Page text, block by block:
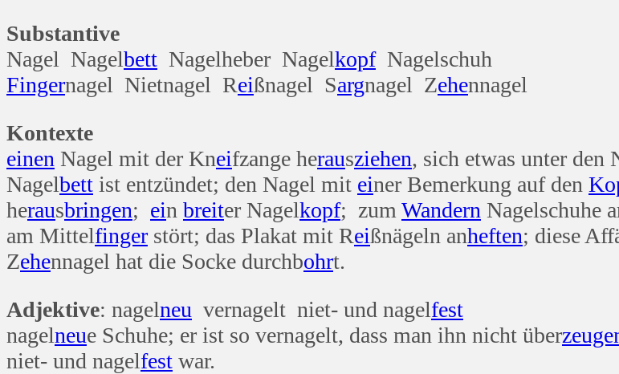
Substantive
Nagel Nagelbett Nagelheber NagelkopfNagelschuh
Fingernagel Nietnagel Reißnagel Sargnagel Zehennagel
Kontexte
einen Nagel mit der Kneifzange herausziehen, sich etwas unter den
Nagelbett ist entzündet; den Nagel mit einer Bemerkung auf den
herausbringen; ein breiter Nagelkopf; zum Wandern Nagelschuhe
am Mittelfinger stört; das Plakat mit Reißnägeln anheften; diese
Zehennagel hat die Socke durchbohrt.
Adjektive: nagelneu vernagelt niet- und nagelfest
nagelneue Schuhe; er ist so vernagelt, dass man ihn nicht über
niet- und nagelfest war.